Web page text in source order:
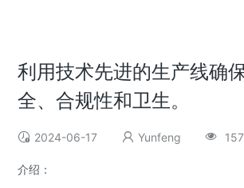
利用技术先进的生产线确
全、合规性和卫生。
2024-06-17 Yunfeng 157
介绍：